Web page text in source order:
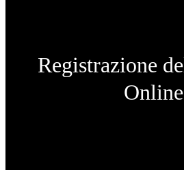
Registrazione
Online